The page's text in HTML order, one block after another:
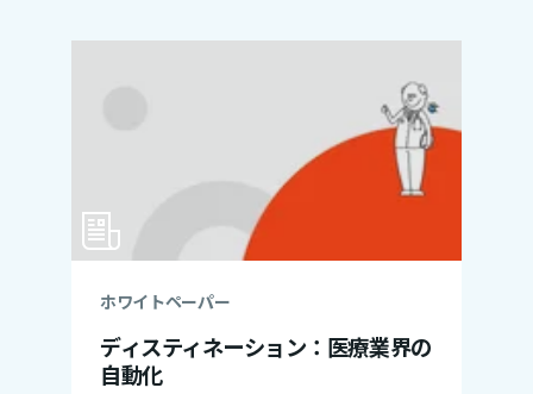
ホワイトペーパー
ディスティネーション：医療業界の
自動化